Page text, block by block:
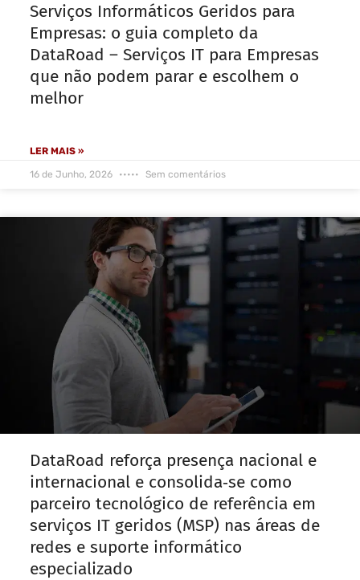
Serviços Informáticos Geridos para
Empresas: o guia completo da
DataRoad – Serviços IT para Empresas
que não podem parar e escolhem o
melhor
LER MAIS »
16 de Junho, 2026 Sem comentários
DataRoad reforça presença nacional e
internacional e consolida‑se como
parceiro tecnológico de referência em
serviços IT geridos (MSP) nas áreas de
redes e suporte informático
especializado